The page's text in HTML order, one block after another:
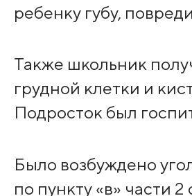
ребенку губу,
Также школьник
грудной клетки и
Подросток был
Было возбуждено
по пункту «в» части 2